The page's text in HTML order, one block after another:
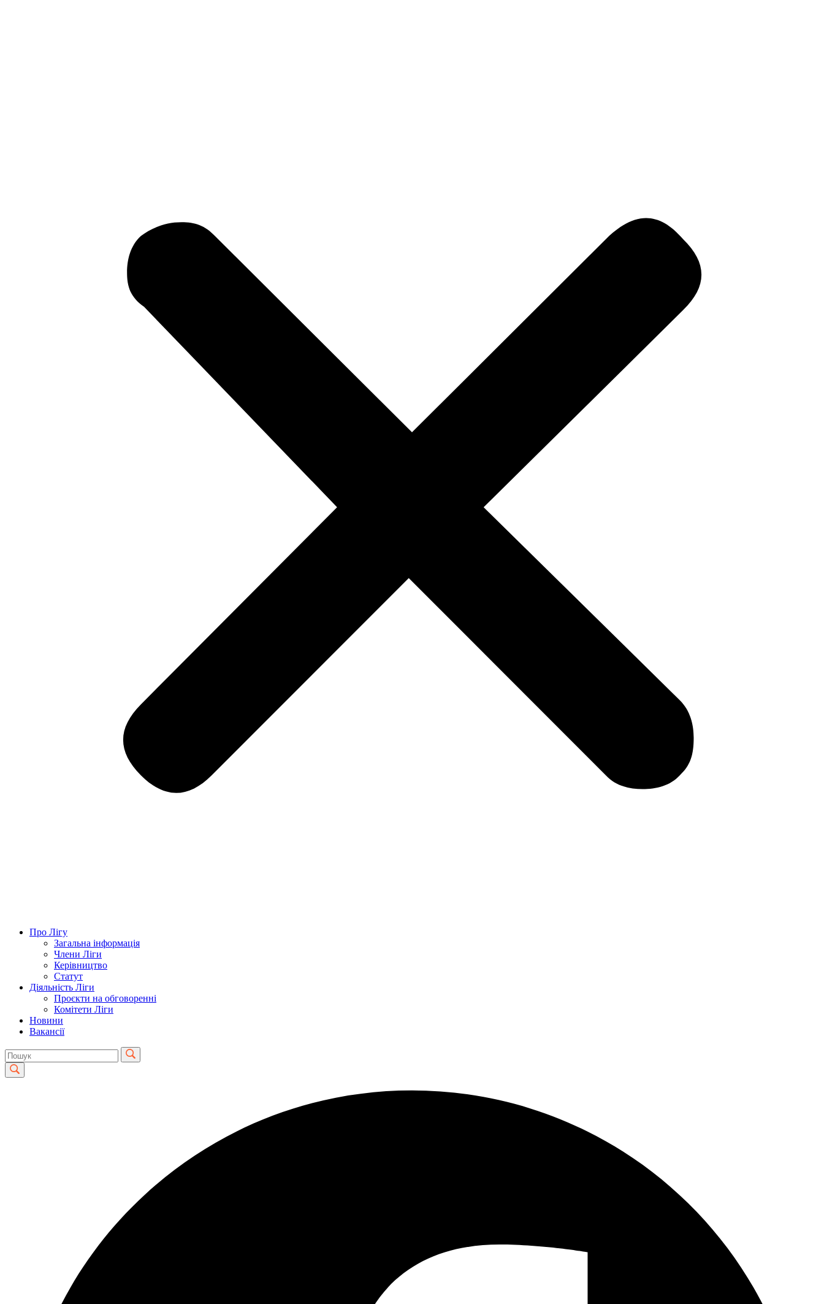
Про Лігу
Загальна інформація
Члени Ліги
Керівництво
Статут
Діяльність Ліги
Проєкти на обговоренні
Комітети Ліги
Новини
Вакансії